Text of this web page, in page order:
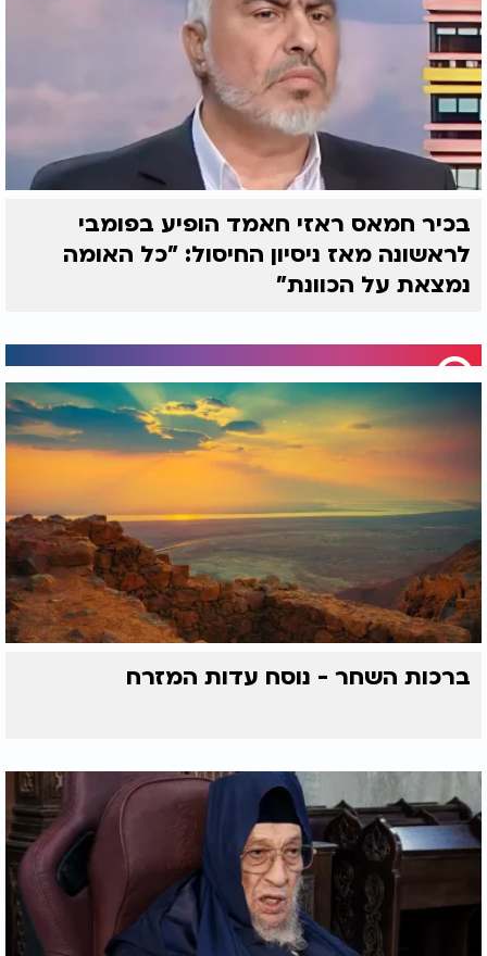
בכיר חמאס ראזי חאמד הופיע בפומבי
לראשונה מאז ניסיון החיסול: "כל האומה
נמצאת על הכוונת"
ברכות השחר - נוסח עדות המזרח